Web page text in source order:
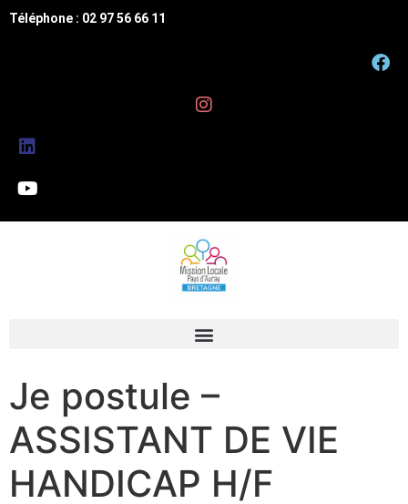
Téléphone : 02 97 56 66 11
Je postule –
ASSISTANT DE VIE
HANDICAP H/F